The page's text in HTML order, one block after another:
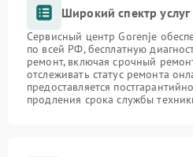
Широкий спектр услуг
Сервисный центр Gorenje
по всей РФ, бесплатную
ремонт, включая срочный
отслеживать статус ремонта
предоставляется
продления срока службы